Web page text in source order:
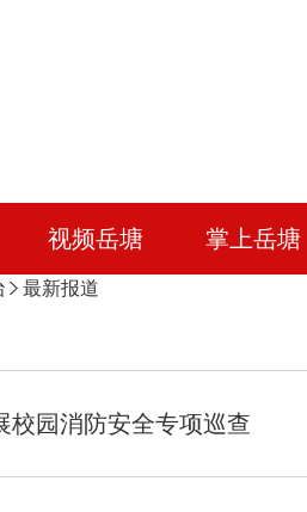
视频岳塘 掌上岳塘
最新报道
校园消防安全专项巡查